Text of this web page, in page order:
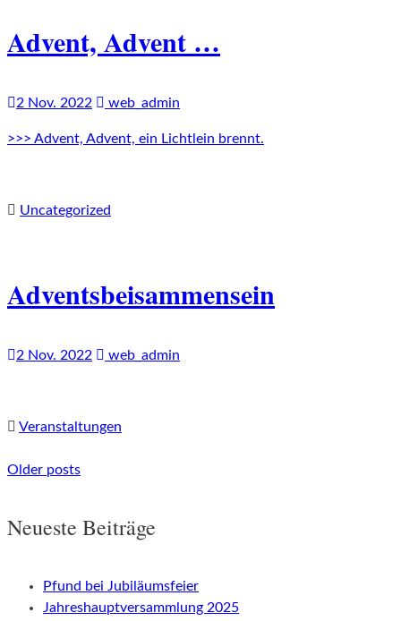
Advent, Advent …
2 Nov. 2022 web_admin
>>> Advent, Advent, ein Lichtlein brennt.
Uncategorized
Adventsbeisammensein
2 Nov. 2022 web_admin
Veranstaltungen
Posts
navigation
Older posts
Neueste Beiträge
Pfund bei Jubiläumsfeier
Jahreshauptversammlung 2025